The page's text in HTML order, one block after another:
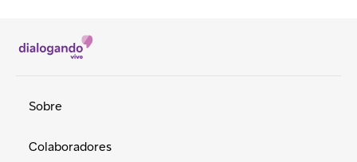
Sobre
Colaboradores